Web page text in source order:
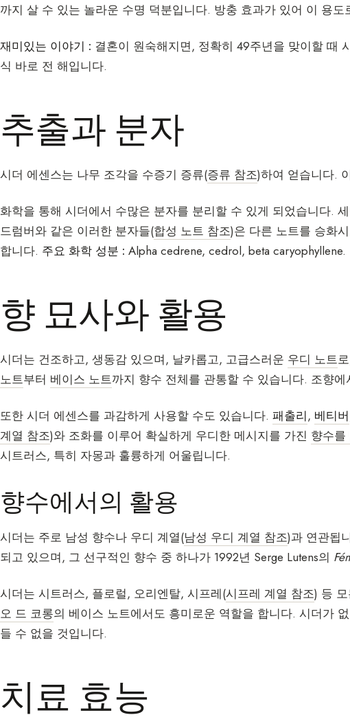
까지 살 수 있는 놀라운 수명 덕분입니다. 방충 효과가 있어 이 용도
재미있는 이야기 : 결혼이 원숙해지면, 정확히 49주년을 맞이할 때
식 바로 전 해입니다.
추출과 분자
시더 에센스는 나무 조각을 수증기 증류(증류 참조)하여 얻습니다.
화학을 통해 시더에서 수많은 분자를 분리할 수 있게 되었습니다.
드럼버와 같은 이러한 분자들(합성 노트 참조)은 다른 노트를 승화
합니다. 주요 화학 성분 : Alpha cedrene, cedrol, beta caryophyllene.
향 묘사와 활용
시더는 건조하고, 생동감 있으며, 날카롭고, 고급스러운 우디 노트
노트부터 베이스 노트까지 향수 전체를 관통할 수 있습니다. 조향
또한 시더 에센스를 과감하게 사용할 수도 있습니다. 패출리, 베티버
계열 참조)와 조화를 이루어 확실하게 우디한 메시지를 가진 향수를
시트러스, 특히 자몽과 훌륭하게 어울립니다.
향수에서의 활용
시더는 주로 남성 향수나 우디 계열(남성 우디 계열 참조)과 연관됩
되고 있으며, 그 선구적인 향수 중 하나가 1992년 Serge Lutens의
시더는 시트러스, 플로럴, 오리엔탈, 시프레(시프레 계열 참조) 등
오 드 코롱의 베이스 노트에서도 흥미로운 역할을 합니다. 시더가
들 수 없을 것입니다.
치료 효능